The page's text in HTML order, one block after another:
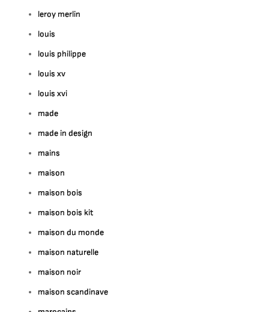
leroy merlin
louis
louis philippe
louis xv
louis xvi
made
made in design
mains
maison
maison bois
maison bois kit
maison du monde
maison naturelle
maison noir
maison scandinave